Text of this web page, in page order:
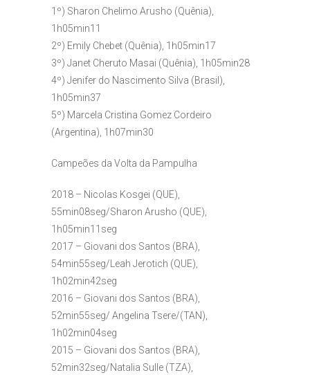
1º) Sharon Chelimo Arusho (Quênia),
1h05min11
2º) Emily Chebet (Quênia), 1h05min17
3º) Janet Cheruto Masai (Quênia), 1h05min28
4º) Jenifer do Nascimento Silva (Brasil),
1h05min37
5º) Marcela Cristina Gomez Cordeiro
(Argentina), 1h07min30
Campeões da Volta da Pampulha
2018 – Nicolas Kosgei (QUE),
55min08seg/Sharon Arusho (QUE),
1h05min11seg
2017 – Giovani dos Santos (BRA),
54min55seg/Leah Jerotich (QUE),
1h02min42seg
2016 – Giovani dos Santos (BRA),
52min55seg/ Angelina Tsere/(TAN),
1h02min04seg
2015 – Giovani dos Santos (BRA),
52min32seg/Natalia Sulle (TZA),